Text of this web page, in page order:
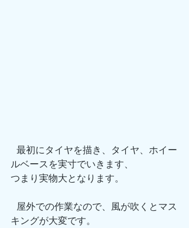
ルベースを実寸でいきます、
つまり実物大となります。
キングが大変です。